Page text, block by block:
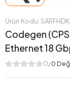
Ürün Kodu:
Codegen
Ethernet 18
0/0